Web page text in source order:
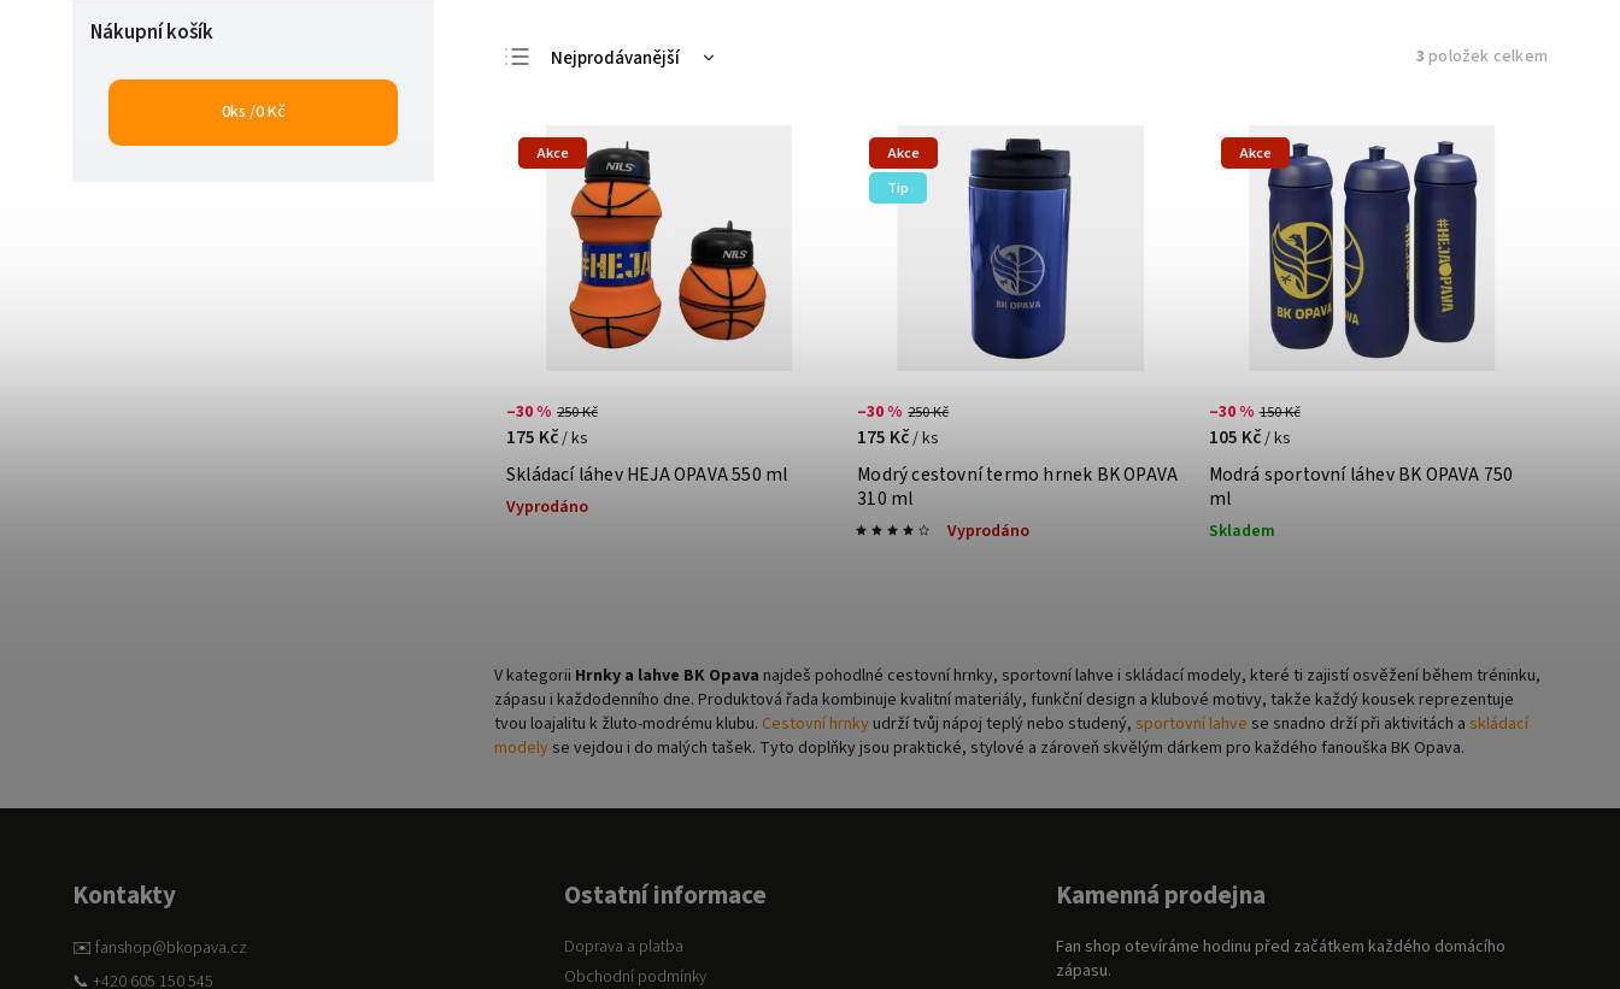
Nákupní košík
0ks /0 Kč
Nejprodávanější
Nejdražší
Abecedně
3 položek celkem
Akce
Skládací láhev HEJA OPAVA 550 ml
Vyprodáno
–30 % 250 Kč
175 Kč/ ks
Akce
Tip
Modrý cestovní termo hrnek BK OPAVA
310 ml
Vyprodáno
–30 % 250 Kč
175 Kč/ ks
Akce
Modrá sportovní láhev BK OPAVA 750
ml
Skladem
–30 % 150 Kč
105 Kč/ ks
V kategorii Hrnky a lahve BK Opava najdeš pohodlné cestovní hrnky, sportovní lahve i skládací modely, které ti zajistí osvěžení během tréninku,
zápasu i každodenního dne. Produktová řada kombinuje kvalitní materiály, funkční design a klubové motivy, takže každý kousek reprezentuje
tvou loajalitu k žluto-modrému klubu. Cestovní hrnky udrží tvůj nápoj teplý nebo studený, sportovní lahve se snadno drží při aktivitách a skládací
modely se vejdou i do malých tašek. Tyto doplňky jsou praktické, stylové a zároveň skvělým dárkem pro každého fanouška BK Opava.
Kontakty
✉️ fanshop@bkopava.cz
📞 +420 605 150 545
Ostatní informace
Doprava a platba
Obchodní podmínky
Kamenná prodejna
Fan shop otevíráme hodinu před začátkem každého domácího
zápasu.